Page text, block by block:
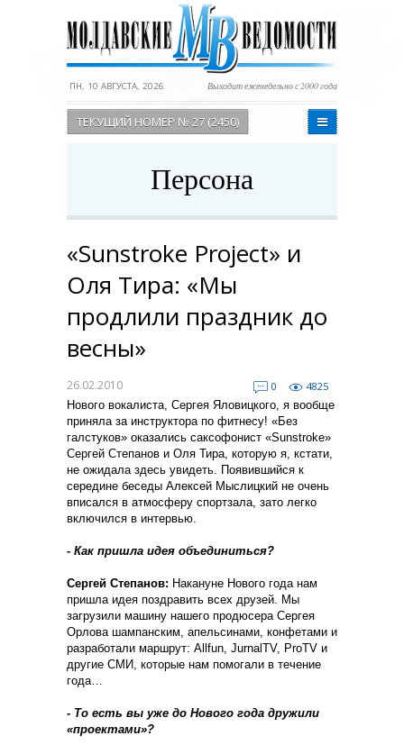
ПН, 10 АВГУСТА, 2026 Выходит еженедельно с 2000 года
ТЕКУЩИЙ НОМЕР № 27 (2450)
Персона
«Sunstroke Project» и
Оля Тира: «Мы
продлили праздник до
весны»
26.02.2010 0
4825
Нового вокалиста, Сергея Яловицкого, я вообще
приняла за инструктора по фитнесу! «Без
галстуков» оказались саксофонист «Sunstroke»
Сергей Степанов и Оля Тира, которую я, кстати,
не ожидала здесь увидеть. Появившийся к
середине беседы Алексей Мыслицкий не очень
вписался в атмосферу спортзала, зато легко
включился в интервью.
- Как пришла идея объединиться?
Сергей Степанов: Накануне Нового года нам
пришла идея поздравить всех друзей. Мы
загрузили машину нашего продюсера Сергея
Орлова шампанским, апельсинами, конфетами и
разработали маршрут: Allfun, JurnalTV, ProTV и
другие СМИ, которые нам помогали в течение
года…
- То есть вы уже до Нового года дружили
«проектами»?